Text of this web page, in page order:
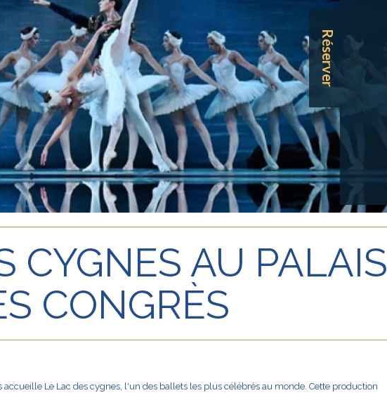
Réserver
CYGNES AU PALAIS
CONGRÈS
accueille Le Lac des cygnes, l'un des ballets les plus célébrés au monde. Cette production